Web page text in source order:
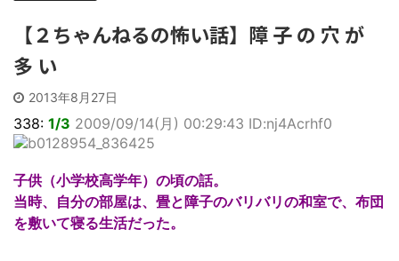
【２ちゃんねるの怖い話】障 子 の 穴 が
多 い
2013年8月27日
338: 1/3 2009/09/14(月) 00:29:43 ID:nj4Acrhf0
子供（小学校高学年）の頃の話。
当時、自分の部屋は、畳と障子のバリバリの和室で、布団
を敷いて寝る生活だった。